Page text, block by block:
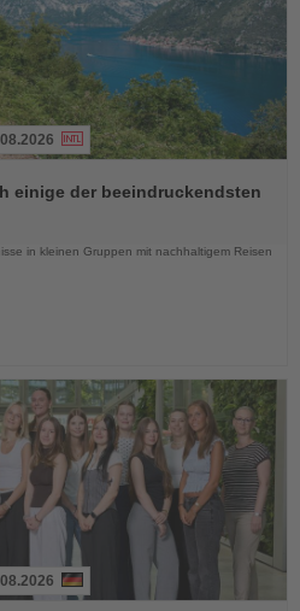
einige der beeindruckendsten
in kleinen Gruppen mit nachhaltigem Reisen